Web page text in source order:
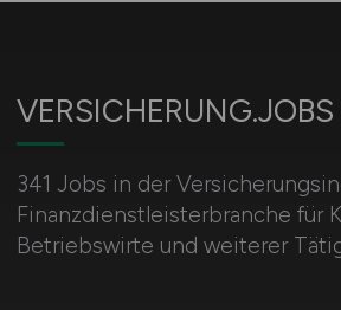
VERSICHERUNG.JOBS
341 Jobs in der
Finanzdienstleisterbranche für
Betriebswirte und weiterer